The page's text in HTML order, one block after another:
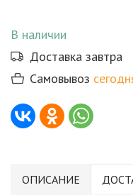
В наличии
Доставка завтра
Самовывоз
ОПИСАНИЕ